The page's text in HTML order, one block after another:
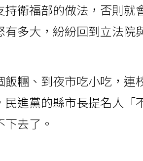
衛福部的做法，否則就
多大，紛紛回到立法院
糰、到夜市吃小吃，連
進黨的縣市長提名人「
去了。